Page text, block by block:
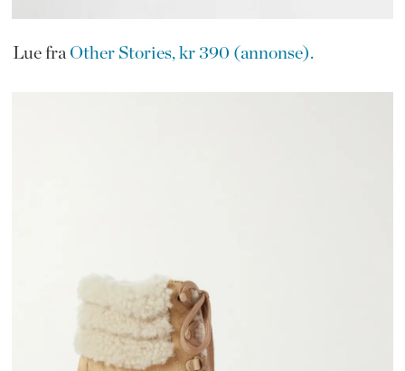
Lue fra Other Stories, kr 390 (annonse).